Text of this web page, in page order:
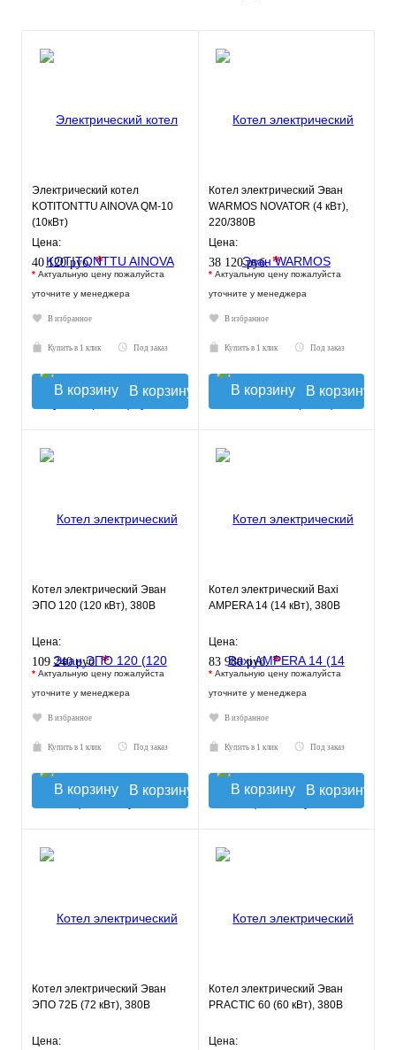
Электрический котел
KOTITONTTU AINOVA QM-10
(10кВт)
Цена:
40 120 руб.*
* Актуальную цену пожалуйста
уточните у менеджера
В избранное
Купить в 1 клик Под заказ
В корзину
Котел электрический Эван
WARMOS NOVATOR (4 кВт),
220/380В
Цена:
38 120 руб. *
* Актуальную цену пожалуйста
уточните у менеджера
В избранное
Купить в 1 клик Под заказ
В корзину
Котел электрический Эван
ЭПО 120 (120 кВт), 380В
Цена:
109 240 руб.*
* Актуальную цену пожалуйста
уточните у менеджера
В избранное
Купить в 1 клик Под заказ
В корзину
Котел электрический Baxi
AMPERA 14 (14 кВт), 380В
Цена:
83 980 руб.*
* Актуальную цену пожалуйста
уточните у менеджера
В избранное
Купить в 1 клик Под заказ
В корзину
Котел электрический Эван
ЭПО 72Б (72 кВт), 380В
Цена:
Котел электрический Эван
PRACTIC 60 (60 кВт), 380В
Цена: